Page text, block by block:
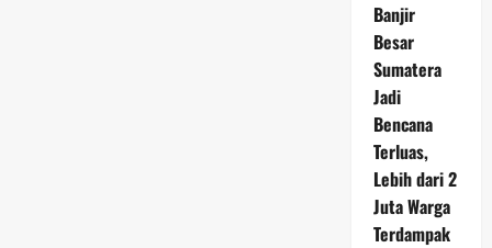
Banjir
Besar
Sumatera
Jadi
Bencana
Terluas,
Lebih dari 2
Juta Warga
Terdampak